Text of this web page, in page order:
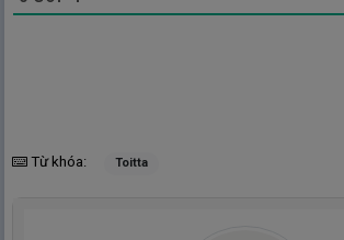
Từ khóa: Toitta